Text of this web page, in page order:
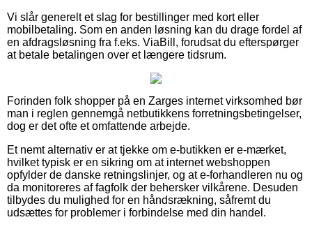
Vi slår generelt et slag for bestillinger med kort eller
mobilbetaling. Som en anden løsning kan du drage fordel af
en afdragsløsning fra f.eks. ViaBill, forudsat du efterspørger
at betale betalingen over et længere tidsrum.
Forinden folk shopper på en Zarges internet virksomhed bør
man i reglen gennemgå netbutikkens forretningsbetingelser,
dog er det ofte et omfattende arbejde.
Et nemt alternativ er at tjekke om e-butikken er e-mærket,
hvilket typisk er en sikring om at internet webshoppen
opfylder de danske retningslinjer, og at e-forhandleren nu og
da monitoreres af fagfolk der behersker vilkårene. Desuden
tilbydes du mulighed for en håndsrækning, såfremt du
udsættes for problemer i forbindelse med din handel.